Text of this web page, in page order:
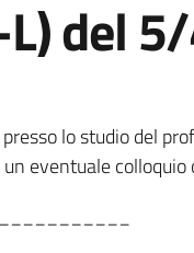
L) del
lo studio del
eventuale colloquio